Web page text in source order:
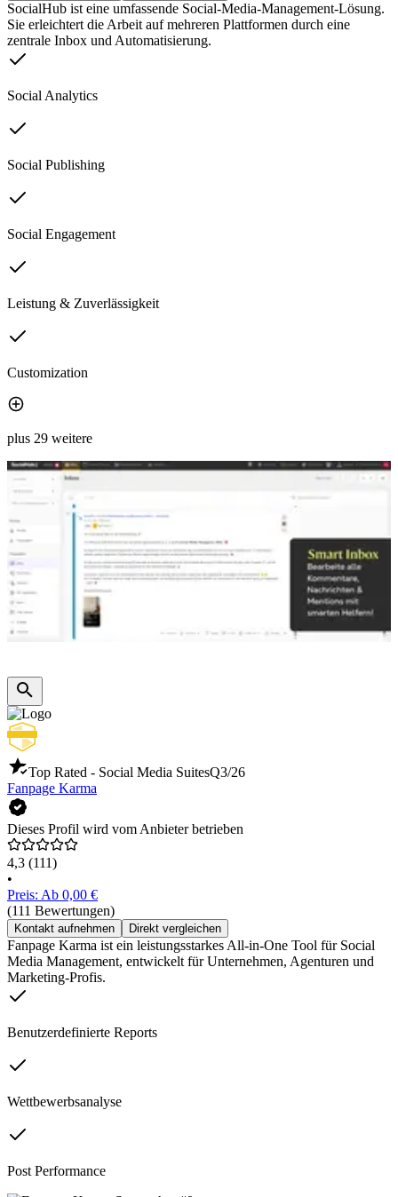
SocialHub ist eine umfassende Social-Media-Management-Lösung.
Sie erleichtert die Arbeit auf mehreren Plattformen durch eine
zentrale Inbox und Automatisierung.
Social Analytics
Social Publishing
Social Engagement
Leistung & Zuverlässigkeit
Customization
plus 29 weitere
Top Rated - Social Media SuitesQ3/26
Fanpage Karma
Dieses Profil wird vom Anbieter betrieben
4,3 (111)
•
Preis: Ab 0,00 €
(111 Bewertungen)
Kontakt aufnehmen Direkt vergleichen
Fanpage Karma ist ein leistungsstarkes All-in-One Tool für Social
Media Management, entwickelt für Unternehmen, Agenturen und
Marketing-Profis.
Benutzerdefinierte Reports
Wettbewerbsanalyse
Post Performance